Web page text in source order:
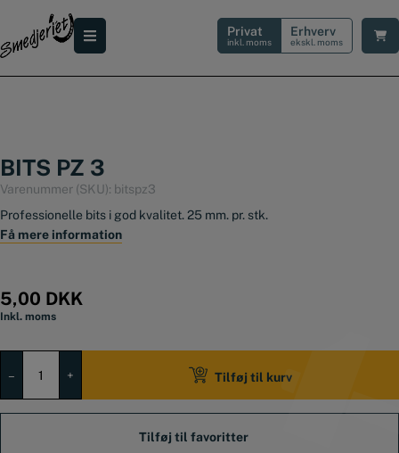
indholdet
Privat
inkl. moms
Erhverv
ekskl. moms
BITS PZ 3
Varenummer (SKU): bitspz3
Professionelle bits i god kvalitet. 25 mm. pr. stk.
Få mere information
5,00 DKK
Inkl. moms
–
antal
+ Tilføj til kurv